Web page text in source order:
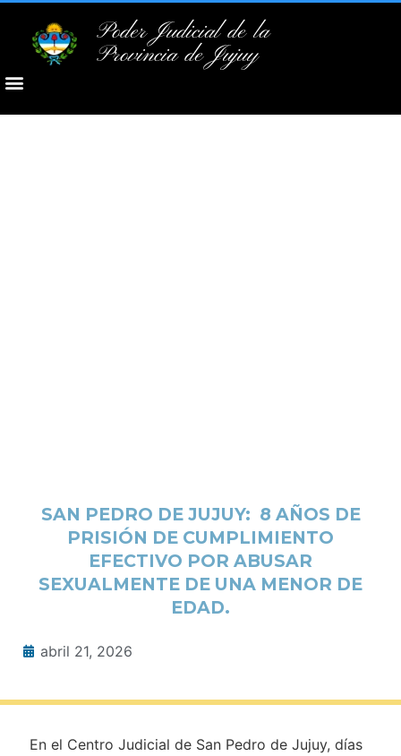
Poder Judicial de la
Provincia de Jujuy
SAN PEDRO DE JUJUY: 8 AÑOS DE
PRISIÓN DE CUMPLIMIENTO
EFECTIVO POR ABUSAR
SEXUALMENTE DE UNA MENOR DE
EDAD.
abril 21, 2026
En el Centro Judicial de San Pedro de Jujuy, días